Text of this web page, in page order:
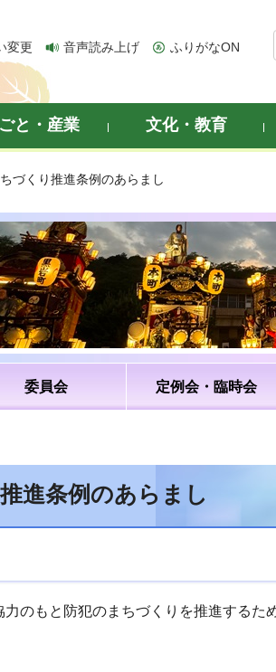
変更 音声読み上げ ふりがなON
と・産業 文化・教育
づくり推進条例のあらまし
委員会 定例会・臨時会
進条例のあらまし
のもと防犯のまちづくりを推進するた